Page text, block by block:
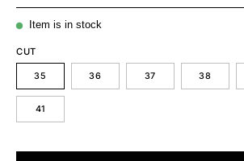
Item is in stock
CUT
35 36 37 38
41